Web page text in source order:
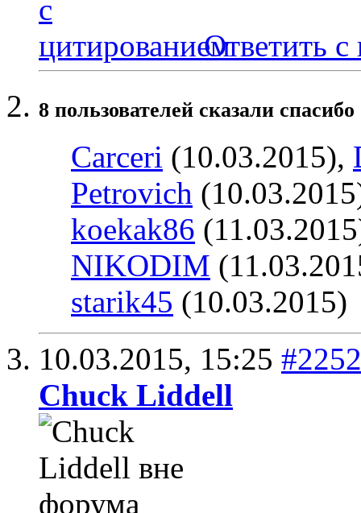
Ответить с
8 пользователей сказали
Carceri (10.03.2015),
Petrovich
koekak86
NIKODIM
starik45 (10.03.2015)
10.03.2015, 15:25 #2252
Chuck Liddell